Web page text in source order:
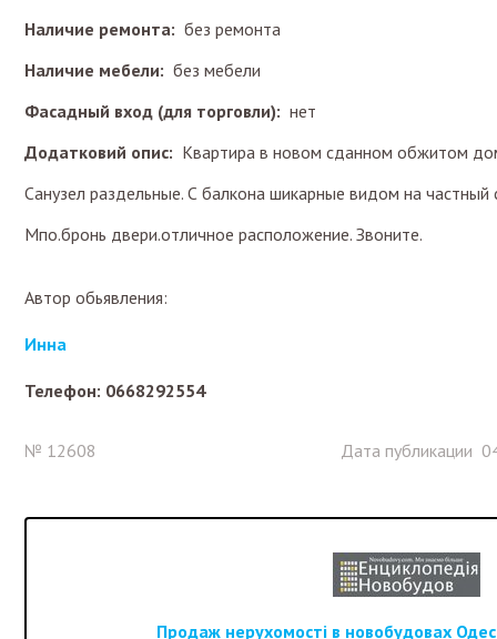
Наличие ремонта: без ремонта
Наличие мебели: без мебели
Фасадный вход (для торговли): нет
Додатковий опис: Квартира в новом сданном обжитом
Санузел раздельные. С балкона шикарные видом на частный
Мпо.бронь двери.отличное расположение. Звоните.
Автор обьявления:
Инна
Телефон: 0668292554
№ 12608 Дата публикации
Продаж нерухомості в новобудовах